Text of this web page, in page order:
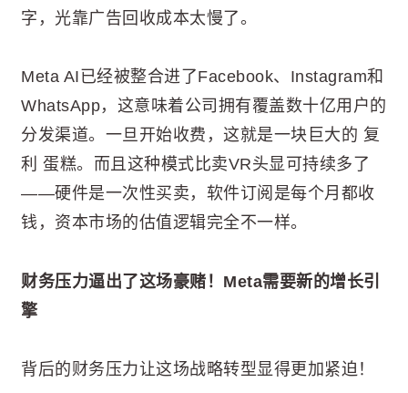
字，光靠广告回收成本太慢了。
Meta AI已经被整合进了Facebook、Instagram和
WhatsApp，这意味着公司拥有覆盖数十亿用户的
分发渠道。一旦开始收费，这就是一块巨大的 复
利 蛋糕。而且这种模式比卖VR头显可持续多了
——硬件是一次性买卖，软件订阅是每个月都收
钱，资本市场的估值逻辑完全不一样。
财务压力逼出了这场豪赌！Meta需要新的增长引
擎
背后的财务压力让这场战略转型显得更加紧迫！